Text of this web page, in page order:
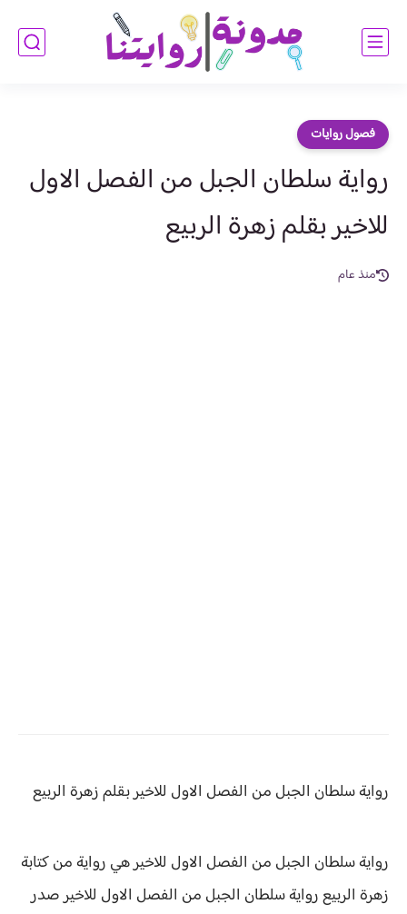
فصول روايات
رواية سلطان الجبل من الفصل الاول
للاخير بقلم زهرة الربيع
منذ عام
رواية سلطان الجبل من الفصل الاول للاخير بقلم زهرة الربيع
رواية سلطان الجبل من الفصل الاول للاخير هي رواية من كتابة
زهرة الربيعرواية سلطان الجبل من الفصل الاول للاخير صدر